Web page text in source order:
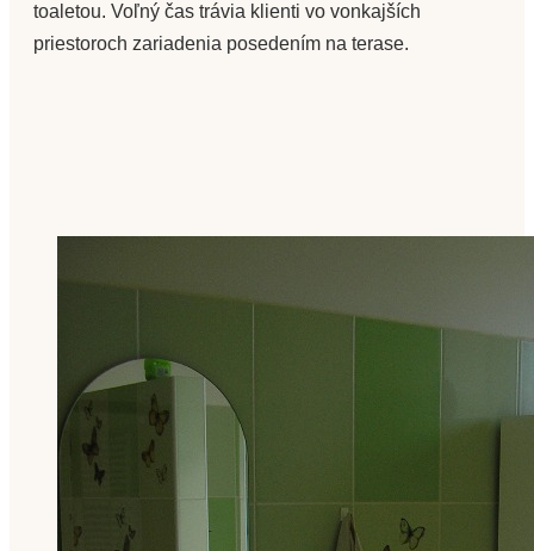
toaletou. Voľný čas trávia klienti vo vonkajších
priestoroch zariadenia posedením na terase.